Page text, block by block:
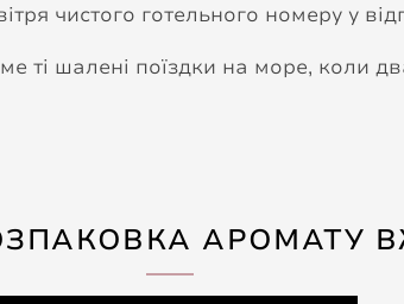
чистого готельного номеру у
ті шалені поїздки на море, коли
АРОМАТУ